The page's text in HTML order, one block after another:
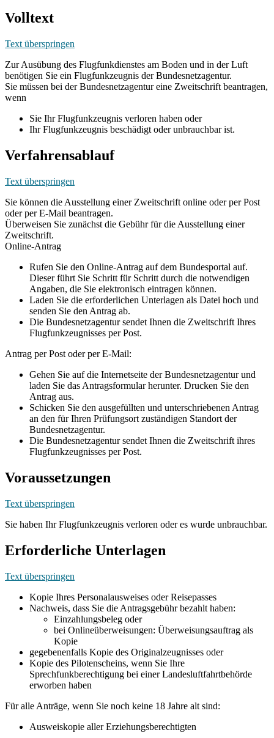
Volltext
Text überspringen
Zur Ausübung des Flugfunkdienstes am Boden und in der Luft
benötigen Sie ein Flugfunkzeugnis der Bundesnetzagentur.
Sie müssen bei der Bundesnetzagentur eine Zweitschrift beantragen,
wenn
Sie Ihr Flugfunkzeugnis verloren haben oder
Ihr Flugfunkzeugnis beschädigt oder unbrauchbar ist.
Verfahrensablauf
Text überspringen
Sie können die Ausstellung einer Zweitschrift online oder per Post
oder per E-Mail beantragen.
Überweisen Sie zunächst die Gebühr für die Ausstellung einer
Zweitschrift.
Online-Antrag
Rufen Sie den Online-Antrag auf dem Bundesportal auf.
Dieser führt Sie Schritt für Schritt durch die notwendigen
Angaben, die Sie elektronisch eintragen können.
Laden Sie die erforderlichen Unterlagen als Datei hoch und
senden Sie den Antrag ab.
Die Bundesnetzagentur sendet Ihnen die Zweitschrift Ihres
Flugfunkzeugnisses per Post.
Antrag per Post oder per E-Mail:
Gehen Sie auf die Internetseite der Bundesnetzagentur und
laden Sie das Antragsformular herunter. Drucken Sie den
Antrag aus.
Schicken Sie den ausgefüllten und unterschriebenen Antrag
an den für Ihren Prüfungsort zuständigen Standort der
Bundesnetzagentur.
Die Bundesnetzagentur sendet Ihnen die Zweitschrift ihres
Flugfunkzeugnisses per Post.
Voraussetzungen
Text überspringen
Sie haben Ihr Flugfunkzeugnis verloren oder es wurde unbrauchbar.
Erforderliche Unterlagen
Text überspringen
Kopie Ihres Personalausweises oder Reisepasses
Nachweis, dass Sie die Antragsgebühr bezahlt haben:
Einzahlungsbeleg oder
bei Onlineüberweisungen: Überweisungsauftrag als
Kopie
gegebenenfalls Kopie des Originalzeugnisses oder
Kopie des Pilotenscheins, wenn Sie Ihre
Sprechfunkberechtigung bei einer Landesluftfahrtbehörde
erworben haben
Für alle Anträge, wenn Sie noch keine 18 Jahre alt sind:
Ausweiskopie aller Erziehungsberechtigten